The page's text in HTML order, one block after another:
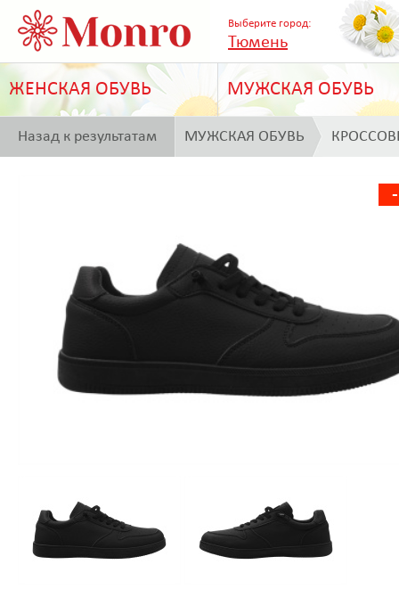
Выберите город:
Тюмень
ЖЕНСКАЯ ОБУВЬ МУЖСКАЯ ОБУВЬ
Назад к результатам МУЖСКАЯ ОБУВЬ